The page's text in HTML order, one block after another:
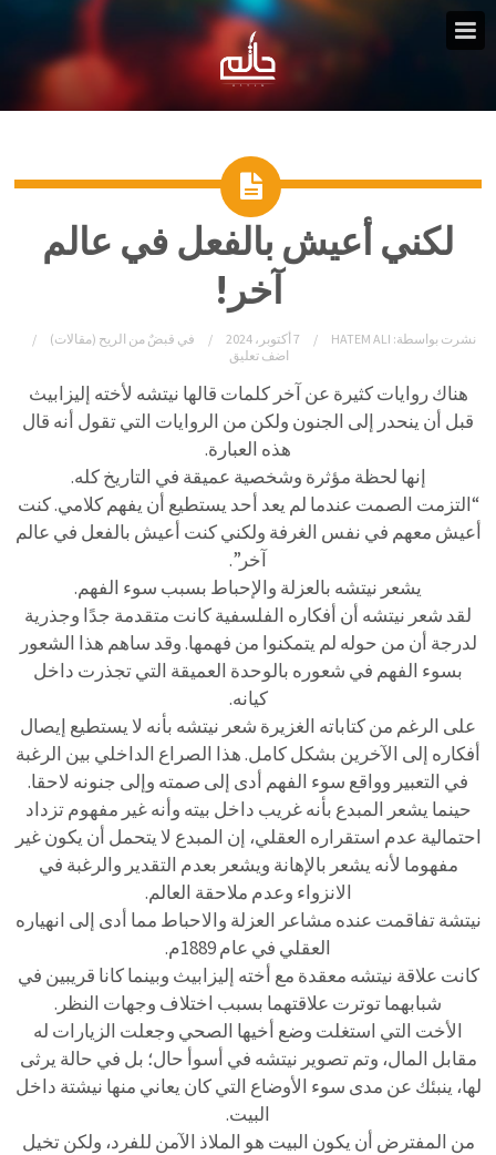
لكني أعيش بالفعل في عالم
آخر!
نشرت بواسطة: HATEM ALI 7 أكتوبر، 2024 في قبضٌ من الريح (مقالات)
اضف تعليق
هناك روايات كثيرة عن آخر كلمات قالها نيتشه لأخته إليزابيث
قبل أن ينحدر إلى الجنون ولكن من الروايات التي تقول أنه قال
هذه العبارة.
إنها لحظة مؤثرة وشخصية عميقة في التاريخ كله.
“التزمت الصمت عندما لم يعد أحد يستطيع أن يفهم كلامي. كنت
أعيش معهم في نفس الغرفة ولكني كنت أعيش بالفعل في عالم
آخر”.
يشعر نيتشه بالعزلة والإحباط بسبب سوء الفهم.
لقد شعر نيتشه أن أفكاره الفلسفية كانت متقدمة جدًا وجذرية
لدرجة أن من حوله لم يتمكنوا من فهمها. وقد ساهم هذا الشعور
بسوء الفهم في شعوره بالوحدة العميقة التي تجذرت داخل
كيانه.
على الرغم من كتاباته الغزيرة شعر نيتشه بأنه لا يستطيع إيصال
أفكاره إلى الآخرين بشكل كامل. هذا الصراع الداخلي بين الرغبة
في التعبير وواقع سوء الفهم أدى إلى صمته وإلى جنونه لاحقا.
حينما يشعر المبدع بأنه غريب داخل بيته وأنه غير مفهوم تزداد
احتمالية عدم استقراره العقلي، إن المبدع لا يتحمل أن يكون غير
مفهوما لأنه يشعر بالإهانة ويشعر بعدم التقدير والرغبة في
الانزواء وعدم ملاحقة العالم.
نيتشة تفاقمت عنده مشاعر العزلة والاحباط مما أدى إلى انهياره
العقلي في عام 1889م.
كانت علاقة نيتشه معقدة مع أخته إليزابيث وبينما كانا قريبين في
شبابهما توترت علاقتهما بسبب اختلاف وجهات النظر.
الأخت التي استغلت وضع أخيها الصحي وجعلت الزيارات له
مقابل المال، وتم تصوير نيتشه في أسوأ حال؛ بل في حالة يرثى
لها، ينبئك عن مدى سوء الأوضاع التي كان يعاني منها نيشتة داخل
البيت.
من المفترض أن يكون البيت هو الملاذ الآمن للفرد، ولكن تخيل